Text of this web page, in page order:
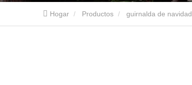
Hogar Productos guirnalda de navidad